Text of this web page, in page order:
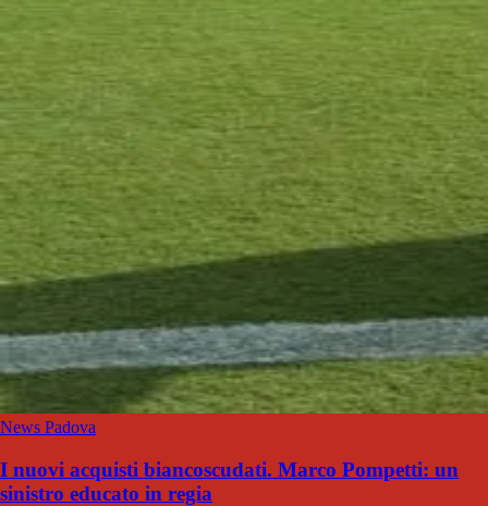
News Padova
I nuovi acquisti biancoscudati. Marco Pompetti: un
sinistro educato in regia